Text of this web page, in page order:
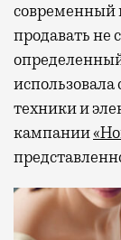
современный
продавать не
техники и
кампании